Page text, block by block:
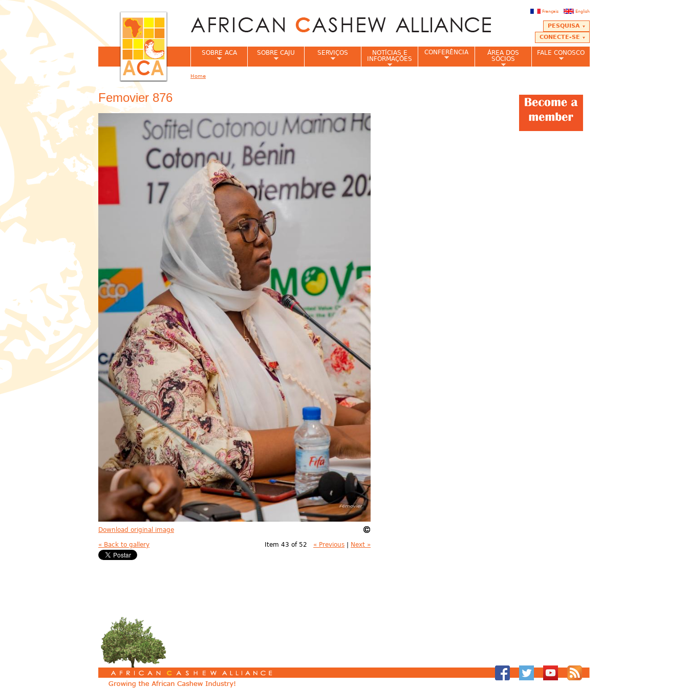
English
Français
PESQUISA
CONECTE-SE
Femovier 876
Download original image
« Back to gallery Item 43 of 52 « Previous Next »
SOBRE ACA SOBRE CAJU SERVIÇOS
NOTÍCIAS E
INFORMAÇÕES
CONFERÊNCIA
ÁREA DOS
SÓCIOS
FALE CONOSCO
Home